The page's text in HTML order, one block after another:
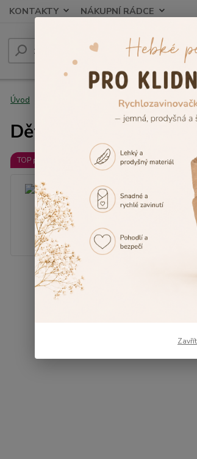
KONTAKTY NÁKUPNÍ RÁDCE
Úvod Kojenecké a dětské oblečení Dětské
Dětský župan
TOP produkt
Zavřít